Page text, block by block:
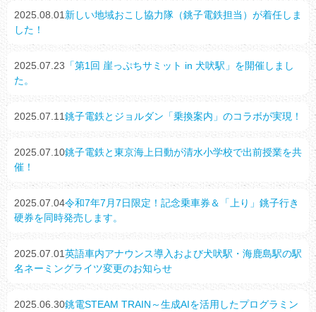
2025.08.01 新しい地域おこし協力隊（銚子電鉄担当）が着任しま
した！
2025.07.23 「第1回 崖っぷちサミット in 犬吠駅」を開催しまし
た。
2025.07.11銚子電鉄とジョルダン「乗換案内」のコラボが実現！
2025.07.10銚子電鉄と東京海上日動が清水小学校で出前授業を共
催！
2025.07.04令和7年7月7日限定！記念乗車券＆「上り」銚子行き
硬券を同時発売します。
2025.07.01英語車内アナウンス導入および犬吠駅・海鹿島駅の駅
名ネーミングライツ変更のお知らせ
2025.06.30銚電STEAM TRAIN～生成AIを活用したプログラミン